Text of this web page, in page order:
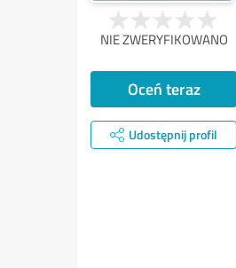
NIE ZWERYFIKOWANO
Oceń teraz
Udostępnij profil